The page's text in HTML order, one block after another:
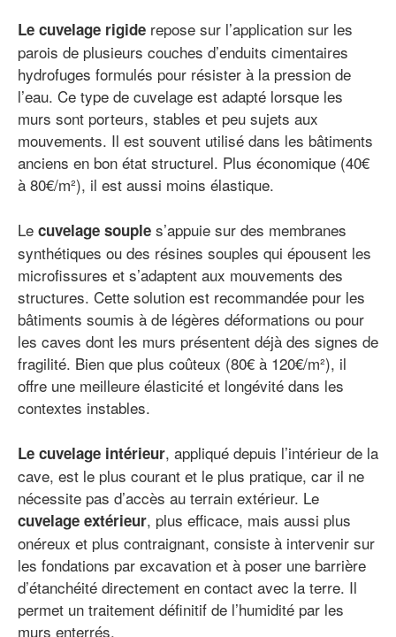
Le cuvelage rigide repose sur l’application sur les
parois de plusieurs couches d’enduits cimentaires
hydrofuges formulés pour résister à la pression de
l’eau. Ce type de cuvelage est adapté lorsque les
murs sont porteurs, stables et peu sujets aux
mouvements. Il est souvent utilisé dans les bâtiments
anciens en bon état structurel. Plus économique (40€
à 80€/m²), il est aussi moins élastique.
Le cuvelage souple s’appuie sur des membranes
synthétiques ou des résines souples qui épousent les
microfissures et s’adaptent aux mouvements des
structures. Cette solution est recommandée pour les
bâtiments soumis à de légères déformations ou pour
les caves dont les murs présentent déjà des signes de
fragilité. Bien que plus coûteux (80€ à 120€/m²), il
offre une meilleure élasticité et longévité dans les
contextes instables.
Le cuvelage intérieur, appliqué depuis l’intérieur de la
cave, est le plus courant et le plus pratique, car il ne
nécessite pas d’accès au terrain extérieur. Le
cuvelage extérieur, plus efficace, mais aussi plus
onéreux et plus contraignant, consiste à intervenir sur
les fondations par excavation et à poser une barrière
d’étanchéité directement en contact avec la terre. Il
permet un traitement définitif de l’humidité par les
murs enterrés.